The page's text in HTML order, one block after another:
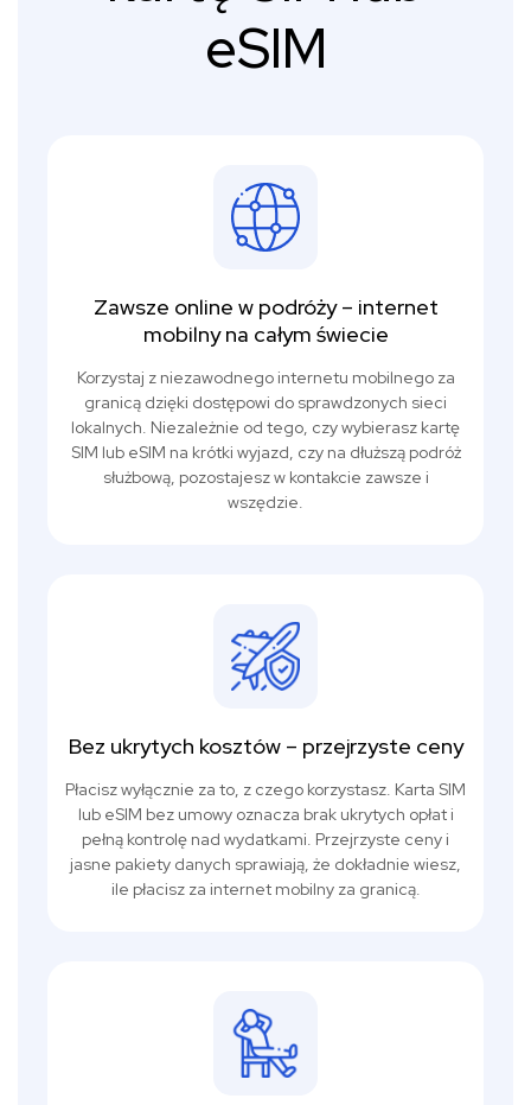
eSIM
Zawsze online w podróży – internet
mobilny na całym świecie
Korzystaj z niezawodnego internetu mobilnego za
granicą dzięki dostępowi do sprawdzonych sieci
lokalnych. Niezależnie od tego, czy wybierasz kartę
SIM lub eSIM na krótki wyjazd, czy na dłuższą podróż
służbową, pozostajesz w kontakcie zawsze i
wszędzie.
Bez ukrytych kosztów – przejrzyste ceny
Płacisz wyłącznie za to, z czego korzystasz. Karta SIM
lub eSIM bez umowy oznacza brak ukrytych opłat i
pełną kontrolę nad wydatkami. Przejrzyste ceny i
jasne pakiety danych sprawiają, że dokładnie wiesz,
ile płacisz za internet mobilny za granicą.